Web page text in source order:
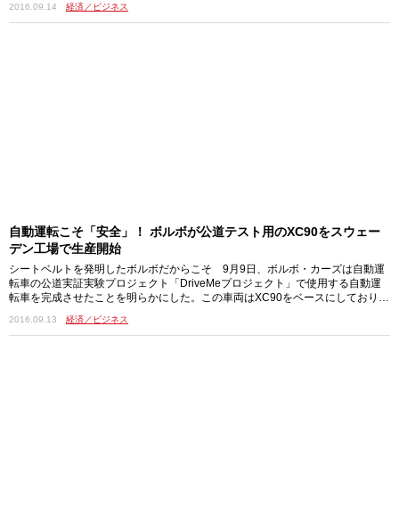
でも伸び率が高いのはSUVのXシリーズで、X1は1万6612台で前年同月比はほ
2016.09.14 経済／ビジネス
自動運転こそ「安全」！ ボルボが公道テスト用のXC90をスウェー
デン工場で生産開始
シートベルトを発明したボルボだからこそ 9月9日、ボルボ・カーズは自動運
転車の公道実証実験プロジェクト「DriveMeプロジェクト」で使用する自動運
転車を完成させたことを明らかにした。この車両はXC90をベースにしており、
スウェーデン・イェーテボリの一般ユーザーに提供され公道での走行実験を行
なうことになる。 ボルボは現在、90シリーズのモデルにレベル2の半自動運
2016.09.13 経済／ビジネス